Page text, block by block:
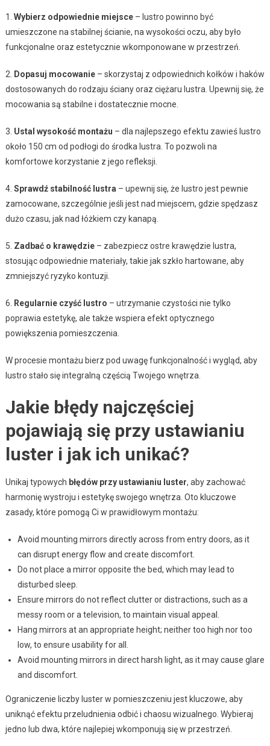
1. Wybierz odpowiednie miejsce– lustro powinno być
umieszczone na stabilnej ścianie, na wysokości oczu, aby było
funkcjonalne oraz estetycznie wkomponowane w przestrzeń.
2. Dopasuj mocowanie– skorzystaj z odpowiednich kołków i haków
dostosowanych do rodzaju ściany oraz ciężaru lustra. Upewnij się, że
mocowania są stabilne i dostatecznie mocne.
3. Ustal wysokość montażu – dla najlepszego efektu zawieś lustro
około 150 cm od podłogi do środka lustra. To pozwoli na
komfortowe korzystanie z jego refleksji.
4. Sprawdź stabilność lustra – upewnij się, że lustro jest pewnie
zamocowane, szczególnie jeśli jest nad miejscem, gdzie spędzasz
dużo czasu, jak nad łóżkiem czy kanapą.
5. Zadbać o krawędzie– zabezpiecz ostre krawędzie lustra,
stosując odpowiednie materiały, takie jak szkło hartowane, aby
zmniejszyć ryzyko kontuzji.
6. Regularnie czyść lustro – utrzymanie czystości nie tylko
poprawia estetykę, ale także wspiera efekt optycznego
powiększenia pomieszczenia.
W procesie montażu bierz pod uwagę funkcjonalność i wygląd, aby
lustro stało się integralną częścią Twojego wnętrza.
Jakie błędy najczęściej
pojawiają się przy ustawianiu
luster i jak ich unikać?
Unikaj typowych błędów przy ustawianiu luster, aby zachować
harmonię wystroju i estetykę swojego wnętrza. Oto kluczowe
zasady, które pomogą Ci w prawidłowym montażu:
Avoid mounting mirrors directly across from entry doors, as it
can disrupt energy flow and create discomfort.
Do not place a mirror opposite the bed, which may lead to
disturbed sleep.
Ensure mirrors do not reflect clutter or distractions, such as a
messy room or a television, to maintain visual appeal.
Hang mirrors at an appropriate height; neither too high nor too
low, to ensure usability for all.
Avoid mounting mirrors in direct harsh light, as it may cause glare
and discomfort.
Ograniczenie liczby luster w pomieszczeniu jest kluczowe, aby
uniknąć efektu przeludnienia odbić i chaosu wizualnego. Wybieraj
jedno lub dwa, które najlepiej wkomponują się w przestrzeń.